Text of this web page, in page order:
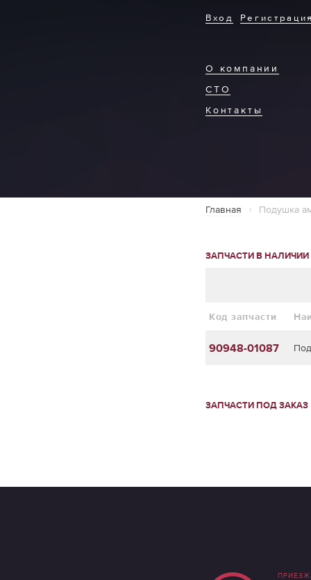
О компании
СТО
Контакты
Вход
Главная Подушка
ЗАПЧАСТИ В НАЛИЧИИ
Код запчасти
90948-01087
ЗАПЧАСТИ ПОД ЗАКАЗ